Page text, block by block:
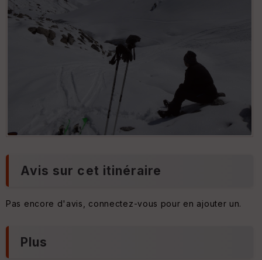
Avis sur cet itinéraire
Pas encore d'avis, connectez-vous pour en ajouter un.
Plus